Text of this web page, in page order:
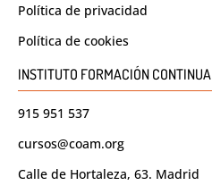
Política de privacidad
Política de cookies
INSTITUTO FORMACIÓN CONTINUA
915 951 537
cursos@coam.org
Calle de Hortaleza, 63. Madrid